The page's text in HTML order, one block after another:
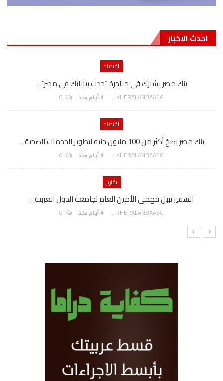
احدث الاخبار
اقتصاد
بنك مصر يشارك في مبادرة “حدث بياناتك في مصر”…
AKHERALANBAAEG 4 أيام منذ
اقتصاد
بنك مصر يضخ أكثر من 100 مليون جنيه لتطوير الخدمات الصحية…
AKHERALANBAAEG 4 أيام منذ
تقارير
السفير نببل فهمى الأمين العام لجامعة الدول العربية…
AKHERALANBAAEG 4 أيام منذ